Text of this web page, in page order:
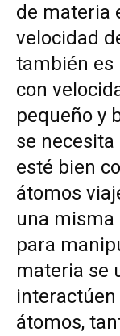
de materia
velocidad
también es
con
pequeño y
se
esté bien
átomos
una misma
para
materia se
átomos,